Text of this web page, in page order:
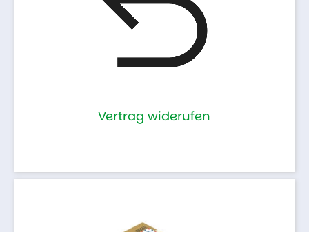
Vertrag widerufen